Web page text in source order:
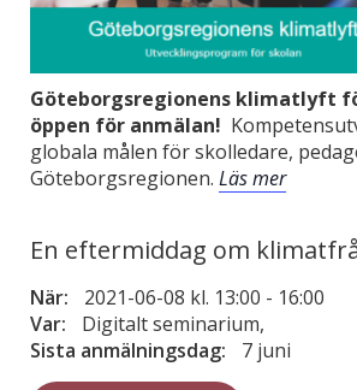
Göteborgsregionens klimatlyft
öppen för anmälan!
globala målen för skolledare,
Göteborgsregionen. Läs mer
En eftermiddag om
När: 2021-06-08 kl. 13:00 - 16:00
Var:
Digitalt seminarium,
Sista anmälningsdag:
7 juni